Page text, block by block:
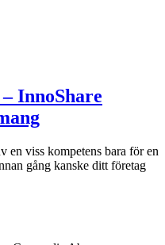
InnoShare
en viss kompetens bara för en
gång kanske ditt företag